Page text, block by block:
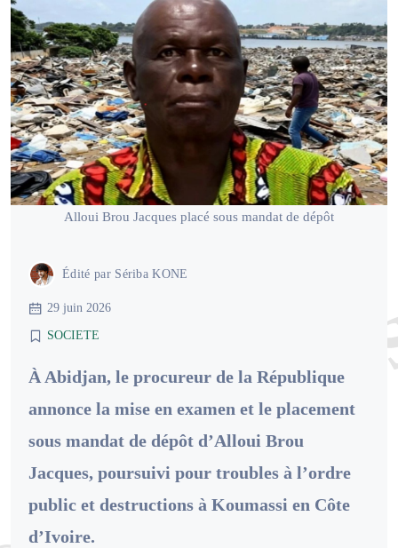
Alloui Brou Jacques placé sous mandat de dépôt
Édité par Sériba KONE
29 juin 2026
SOCIETE
À Abidjan, le procureur de la République
annonce la mise en examen et le placement
sous mandat de dépôt d’Alloui Brou
Jacques, poursuivi pour troubles à l’ordre
public et destructions à Koumassi en Côte
d’Ivoire.